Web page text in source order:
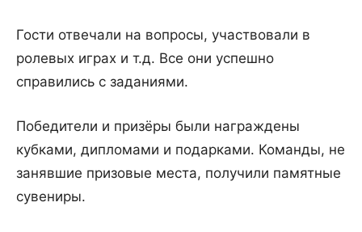
Гости отвечали на вопросы, участвовали в
ролевых играх и т.д. Все они успешно
справились с заданиями.
Победители и призёры были награждены
кубками, дипломами и подарками. Команды, не
занявшие призовые места, получили памятные
сувениры.